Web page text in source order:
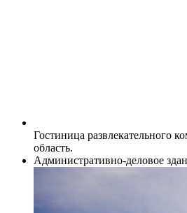
Гостиница развлекательного
область.
Административно-деловое